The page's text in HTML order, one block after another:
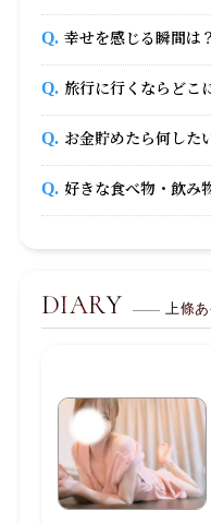
幸せを感じる瞬間は？
旅行に行くならどこ
お金貯めたら何した
好きな食べ物・飲み
DIARY 上條